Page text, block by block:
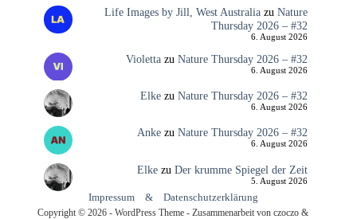
Life Images by Jill, West Australiazu Nature
Thursday 2026 – #32
6. August 2026
Violettazu Nature Thursday 2026 – #32
6. August 2026
Elkezu Nature Thursday 2026 – #32
6. August 2026
Ankezu Nature Thursday 2026 – #32
6. August 2026
Elkezu Der krumme Spiegel der Zeit
5. August 2026
Impressum & Datenschutzerklärung
Copyright © 2026 - WordPress Theme - Zusammenarbeit von czoczo &